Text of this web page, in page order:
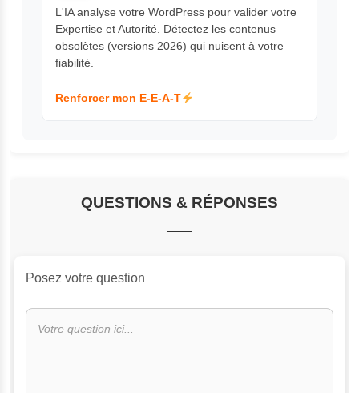
L'IA analyse votre WordPress pour valider votre
Expertise et Autorité. Détectez les contenus
obsolètes (versions 2026) qui nuisent à votre
fiabilité.
Renforcer mon E-E-A-T
QUESTIONS & RÉPONSES
Posez votre question